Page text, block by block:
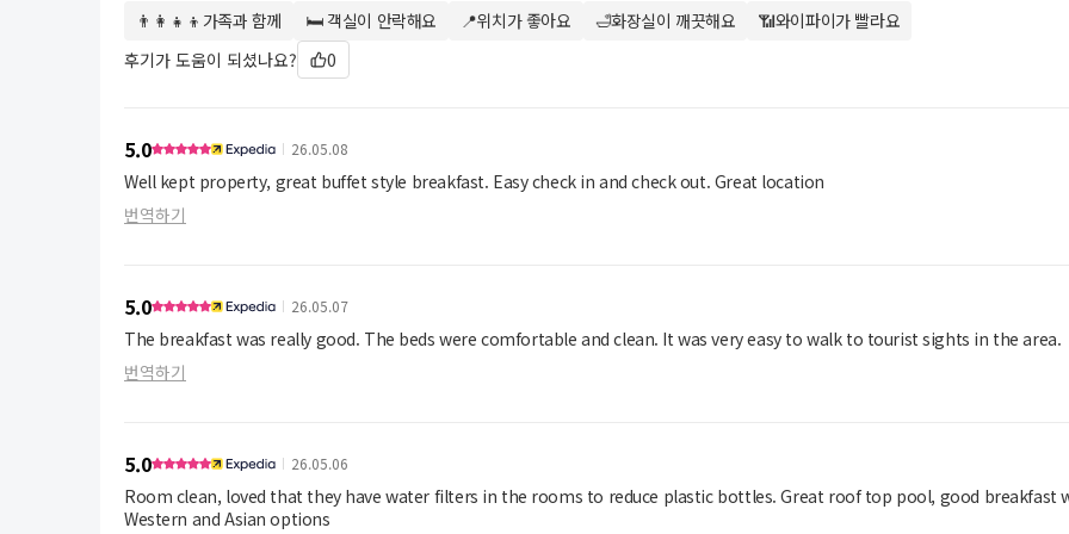
👨‍👩‍👧‍👦가족과 함께
🛏 객실이 안락해요 📍위치가 좋아요 🛁화장실이 깨끗해요
📶와이파이가 빨라요
후기가 도움이 되셨나요?
0
5.0 26.05.08
Well kept property, great buffet style breakfast. Easy check in and check out. Great location
번역하기
5.0 26.05.07
The breakfast was really good. The beds were comfortable and clean. It was very easy to walk to tourist sights in the area.
번역하기
5.0 26.05.06
Room clean, loved that they have water filters in the rooms to reduce plastic bottles. Great roof top pool, good breakfast
Western and Asian options